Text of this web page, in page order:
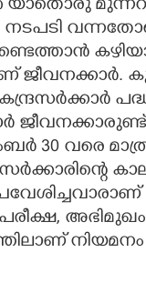
നടപടി
ജീവനക്കാർ.
30 വരെ